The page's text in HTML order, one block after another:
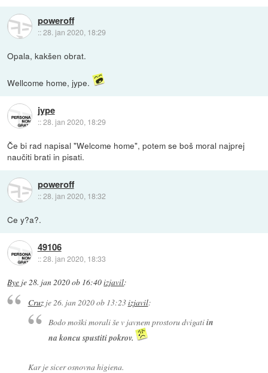
poweroff
::28. jan 2020, 18:29
Opala, kakšen obrat.
Wellcome home, jype.
jype
::28. jan 2020, 18:29
Če bi rad napisal "Welcome home", potem se boš moral najprej
naučiti brati in pisati.
poweroff
::28. jan 2020, 18:32
Ce y?a?.
49106
::28. jan 2020, 18:33
Bye je28. jan 2020 ob 16:40izjavil:
Cruzje26. jan 2020 ob 13:23izjavil:
Bodo moški morali še v javnem prostoru dvigatiin
na koncu spustiti pokrov.
Kar je sicer osnovna higiena.